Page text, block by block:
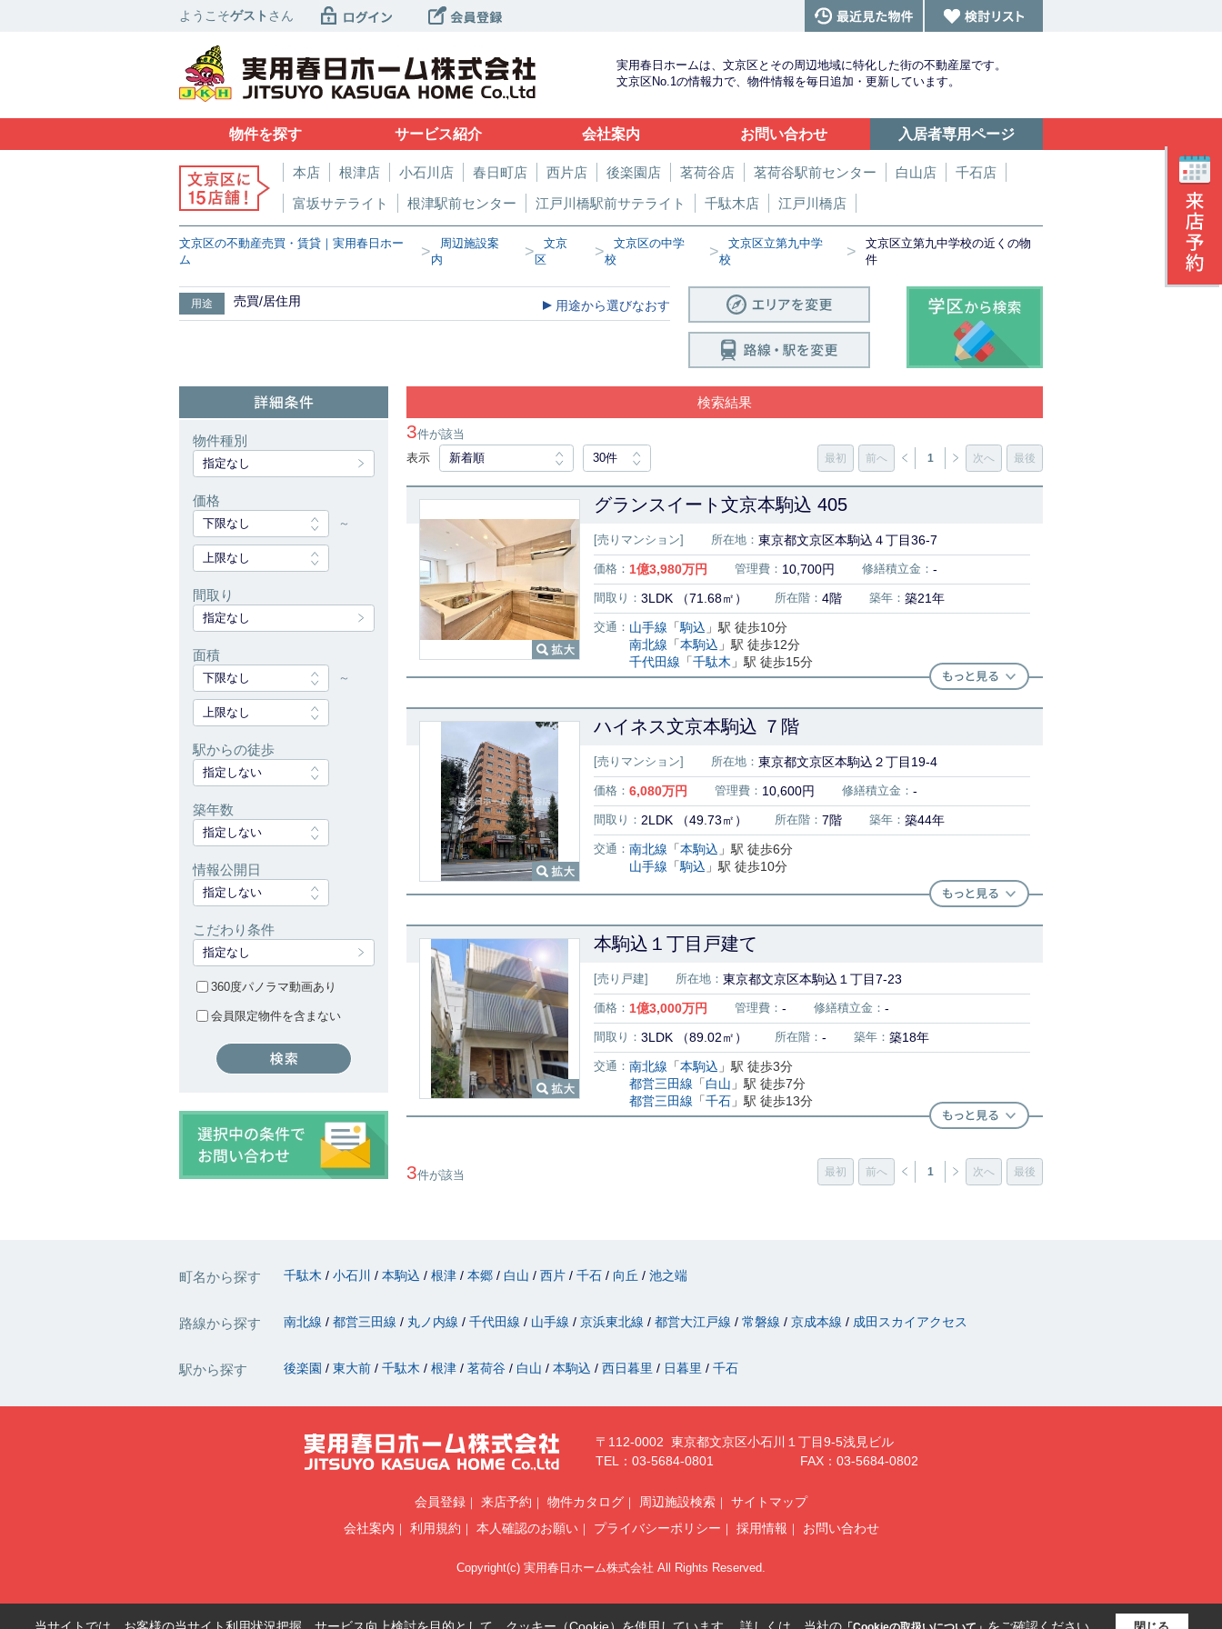
ようこそゲスト さん
実用春日ホームは、文京区とその周辺地域に特化した街の不動産屋です。
文京区No.1の情報力で、物件情報を毎日追加・更新しています。
物件を探す サービス紹介 会社案内 お問い合わせ 入居者専用ページ
本店 根津店 小石川店 春日町店 西片店 後楽園店 茗荷谷店 茗荷谷駅前センター 白山店
千石店
富坂サテライト
根津駅前センター 江戸川橋駅前サテライト 千駄木店 江戸川橋店
文京区の不動産売買・賃貸｜実用春日ホー
ム
>
周辺施設案
内
>
文京
区
>
文京区の中学
校
>
文京区立第九中学
校
>
文京区立第九中学校の近くの物
件
用途 売買/居住用 用途から選びなおす
検索結果
3件が該当
表示
新着順 30件 最初 前へ 1 次へ 最後
グランスイート文京本駒込 405
[売りマンション] 所在地： 東京都文京区本駒込４丁目36-7
価格： 1億3,980万円 管理費： 10,700円 修繕積立金： -
間取り： 3LDK （71.68㎡） 所在階： 4階 築年： 築21年
交通： 山手線 「駒込 」駅 徒歩10分
南北線 「本駒込 」駅 徒歩12分
千代田線 「千駄木 」駅 徒歩15分
ハイネス文京本駒込 ７階
[売りマンション] 所在地： 東京都文京区本駒込２丁目19-4
価格： 6,080万円 管理費： 10,600円 修繕積立金： -
間取り： 2LDK （49.73㎡） 所在階： 7階 築年： 築44年
交通： 南北線 「本駒込 」駅 徒歩6分
山手線 「駒込 」駅 徒歩10分
本駒込１丁目戸建て
[売り戸建] 所在地： 東京都文京区本駒込１丁目7-23
価格： 1億3,000万円 管理費： - 修繕積立金： -
間取り： 3LDK （89.02㎡） 所在階： - 築年： 築18年
交通： 南北線 「本駒込 」駅 徒歩3分
都営三田線 「白山 」駅 徒歩7分
都営三田線 「千石 」駅 徒歩13分
3件が該当 最初 前へ 1 次へ 最後
物件種別
指定なし
価格
下限なし ～
上限なし
間取り
指定なし
面積
下限なし ～
上限なし
駅からの徒歩
指定しない
築年数
指定しない
情報公開日
指定しない
こだわり条件
指定なし
360度パノラマ動画あり
会員限定物件を含まない
町名から探す 千駄木 小石川 本駒込 根津 本郷 白山 西片 千石 向丘 池之端
路線から探す 南北線 都営三田線 丸ノ内線 千代田線 山手線 京浜東北線 都営大江戸線 常磐線 京成本線 成田スカイアクセス
駅から探す 後楽園 東大前 千駄木 根津 茗荷谷 白山 本駒込 西日暮里 日暮里 千石
〒112-0002 東京都文京区小石川１丁目9-5浅見ビル
TEL：03-5684-0801
FAX：03-5684-0802
会員登録 来店予約 物件カタログ 周辺施設検索
サイトマップ
会社案内
利用規約 本人確認のお願い プライバシーポリシー 採用情報 お問い合わせ
Copyright(c) 実用春日ホーム株式会社 All Rights Reserved.
閉じる